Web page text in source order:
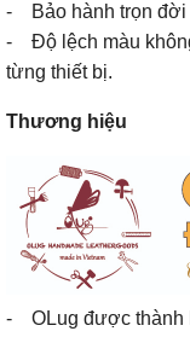
- Bảo hành trọn đời
- Độ lệch màu
từng thiết bị.
Thương hiệu
- OLug được thành